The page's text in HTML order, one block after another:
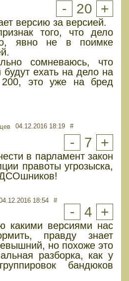
- 20 +
версию за версией.
того, что дело
явно не в поимке
сомневаюсь, что
будут ехать на дело на
это уже на бред
04.12.2016 18:19 #
- 7 +
в парламент закон
правоты угрозыска,
18:54 #
- 4 +
какими версиями нас
правду знает
но похоже это
разборка, как у
бандюков